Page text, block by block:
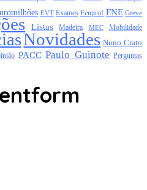
EVT Exames Fenprof FNE Greve
Listas Madeira MEC Mobilidade
Novidades Nuno Crato
PACC Paulo Guinote Perguntas